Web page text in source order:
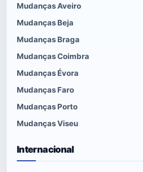
Mudanças Aveiro
Mudanças Beja
Mudanças Braga
Mudanças Coimbra
Mudanças Évora
Mudanças Faro
Mudanças Porto
Mudanças Viseu
Internacional